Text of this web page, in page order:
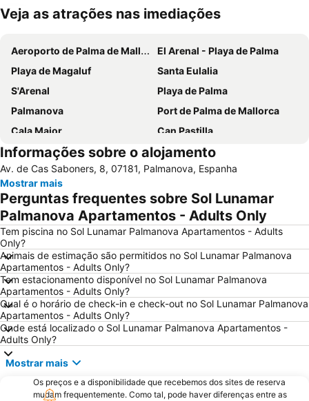
Ampliar mapa
Veja as atrações nas imediações
Aeroporto de Palma de Mallorca
El Arenal - Playa de Palma
Playa de Magaluf
Santa Eulalia
S'Arenal
Playa de Palma
Palmanova
Port de Palma de Mallorca
Cala Major
Can Pastilla
Es Trenc
Puerto de Port de Soller
Golf de Andratx
Santa Ponça
Platja de Torà o Platja Peguera Torà
Polígono de Levante
Platja de Palma
Riu Centre Palace
Cala Comtessa
House of Katmandu
Cala Blanca - Platja de Palmanova
Platja Palmira o Platja Peguera Palmira o Platja des Pouet
Puerto de Valdemossa - Sa Marina
Paseo Marítimo
Placa Major
Santa Catalina
Centro Comercial Porto Pi
Les Meravelles
Aqualand
San Sebastián
Portals Vells
Pabisa Beach Club
Sant Jordi
Informações sobre o alojamento
Av. de Cas Saboners, 8, 07181, Palmanova, Espanha
Mostrar mais
Perguntas frequentes sobre Sol Lunamar
Palmanova Apartamentos - Adults Only
Tem piscina no Sol Lunamar Palmanova Apartamentos - Adults
Only?
Animais de estimação são permitidos no Sol Lunamar Palmanova
Apartamentos - Adults Only?
Tem estacionamento disponível no Sol Lunamar Palmanova
Apartamentos - Adults Only?
Qual é o horário de check-in e check-out no Sol Lunamar Palmanova
Apartamentos - Adults Only?
Onde está localizado o Sol Lunamar Palmanova Apartamentos -
Adults Only?
Mostrar mais
Os preços e a disponibilidade que recebemos dos sites de reserva
mudam frequentemente. Como tal, pode haver diferenças entre as